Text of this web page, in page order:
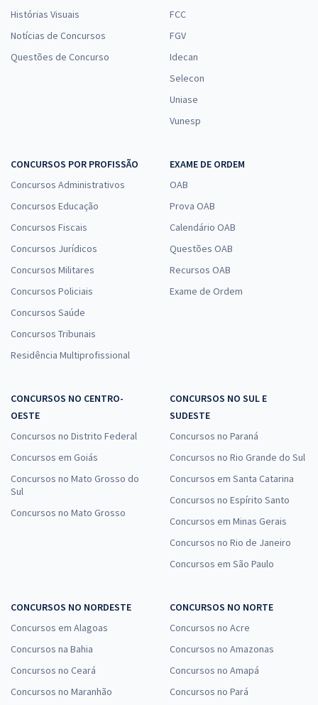
Histórias Visuais
Notícias de Concursos
Questões de Concurso
FCC
FGV
Idecan
Selecon
Uniase
Vunesp
CONCURSOS POR PROFISSÃO
Concursos Administrativos
Concursos Educação
Concursos Fiscais
Concursos Jurídicos
Concursos Militares
Concursos Policiais
Concursos Saúde
Concursos Tribunais
Residência Multiprofissional
EXAME DE ORDEM
OAB
Prova OAB
Calendário OAB
Questões OAB
Recursos OAB
Exame de Ordem
CONCURSOS NO CENTRO-
OESTE
Concursos no Distrito Federal
Concursos em Goiás
Concursos no Mato Grosso do
Sul
Concursos no Mato Grosso
CONCURSOS NO SUL E
SUDESTE
Concursos no Paraná
Concursos no Rio Grande do Sul
Concursos em Santa Catarina
Concursos no Espírito Santo
Concursos em Minas Gerais
Concursos no Rio de Janeiro
Concursos em São Paulo
CONCURSOS NO NORDESTE
Concursos em Alagoas
Concursos na Bahia
Concursos no Ceará
Concursos no Maranhão
CONCURSOS NO NORTE
Concursos no Acre
Concursos no Amazonas
Concursos no Amapá
Concursos no Pará